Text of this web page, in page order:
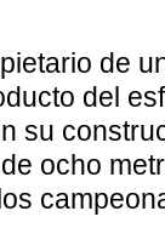
de
del
su
ocho